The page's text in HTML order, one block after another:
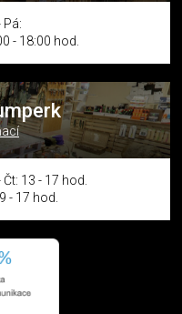
Pá:
- 18:00 hod.
Čt: 13 - 17 hod.
- 17 hod.